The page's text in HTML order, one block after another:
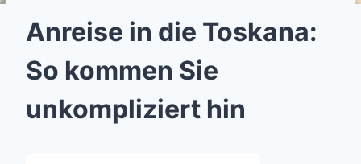
Anreise in die Toskana:
So kommen Sie
unkompliziert hin